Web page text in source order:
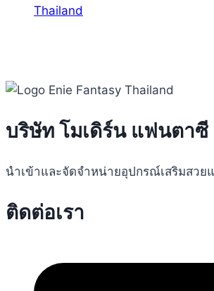
บริษัท โมเดิร์น แฟนตาซี
นำเข้าและจัดจำหน่ายอุปกรณ์เสริมสวย
ติดต่อเรา